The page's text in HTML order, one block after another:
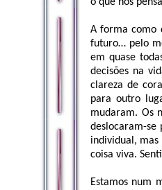
A forma como
futuro… pelo
em quase
decisões na
clareza de
para outro
mudaram. Os
deslocaram-
individual,
coisa viva.
Estamos num